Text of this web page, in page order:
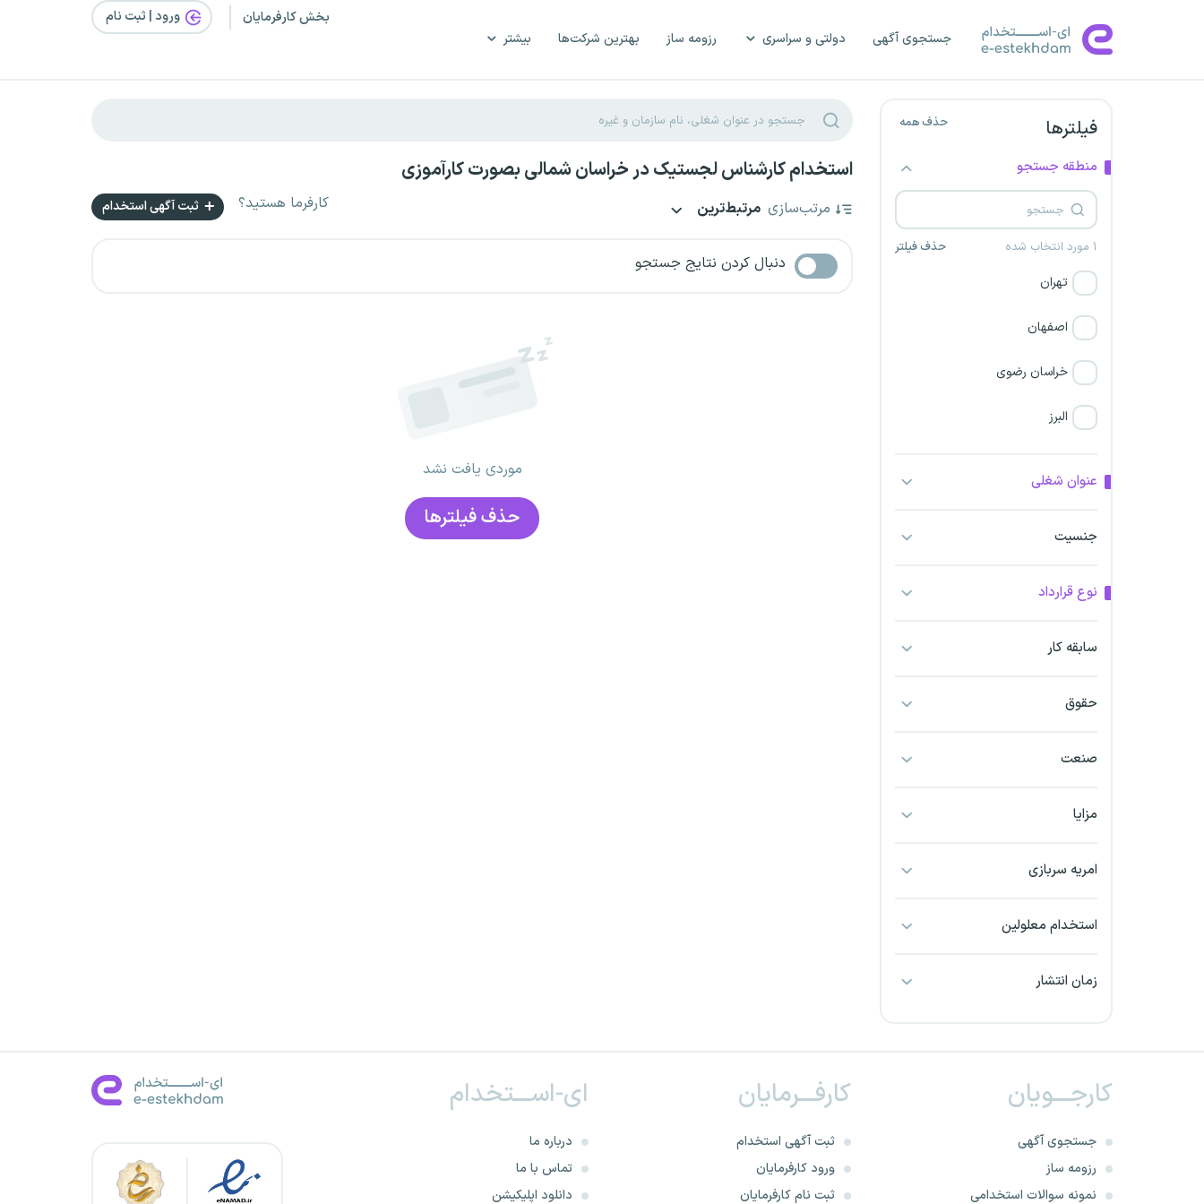
جستجوی آگهی دولتی و سراسری رزومه ساز بهترین شرکت‌ها بیشتر
بخش کارفرمایان ورود | ثبت‌ نام
فیلترها حذف همه
منطقه جستجو
۱ مورد انتخاب شده حذف فیلتر
تهران
اصفهان
خراسان رضوی
البرز
اراک
اردبیل
بندرعباس
خراسان شمالی
خرم آباد
خوزستان
عنوان شغلی
جنسیت
نوع قرارداد
سابقه کار
حقوق
صنعت
مزایا
امریه سربازی
استخدام معلولین
زمان انتشار
استخدام کارشناس لجستیک در خراسان شمالی بصورت کارآموزی
مرتب‌سازی مرتبط‌ترین کارفرما هستید؟ ثبت آگهی استخدام
دنبال کردن نتایج جستجو
موردی یافت نشد
حذف فیلتر‌ها
کارجـــویان
جستجوی آگهی
رزومه ساز
نمونه سوالات استخدامی
کارفـــرمایان
ثبت آگهی استخدام
ورود کارفرمایان
ثبت نام کارفرمایان
ای-اســـتخدام
درباره ما
تماس با ما
دانلود اپلیکیشن